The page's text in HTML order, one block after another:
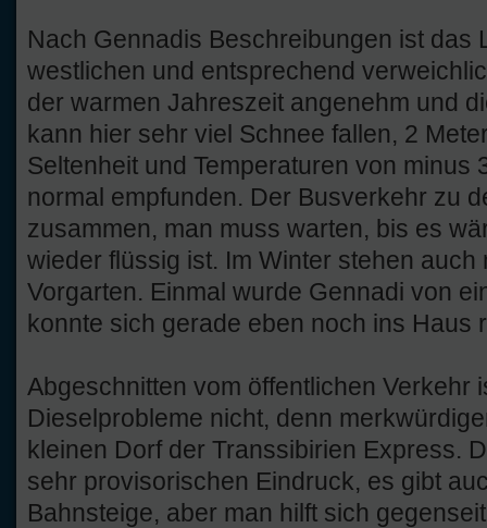
Nach Gennadis Beschreibungen ist das
westlichen und entsprechend
der warmen Jahreszeit angenehm und
kann hier sehr viel Schnee fallen, 2
Seltenheit und Temperaturen von minus
normal empfunden. Der Busverkehr zu
zusammen, man muss warten, bis es
wieder flüssig ist. Im Winter stehen auch
Vorgarten. Einmal wurde Gennadi von
konnte sich gerade eben noch ins Haus
Abgeschnitten vom öffentlichen Verkehr
Dieselprobleme nicht, denn
kleinen Dorf der Transsibirien Express.
sehr provisorischen Eindruck, es gibt
Bahnsteige, aber man hilft sich